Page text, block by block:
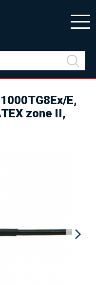
E,
zone II,